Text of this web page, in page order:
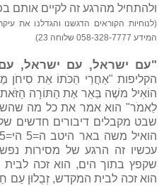
ולהתחיל מהרגע זה לקיים אותם
(לנוחיות הקוראים הדגשנו והגדלנו את
המידע 058-328-7777 שלוחה 23)
"עם ישראל, עם ישראל,
הקליפות "אַחֲרֵי הַכֹּתוֹ אֵת סִיחֹן
הוֹאִיל משֶׁה בֵּאֵר אֶת הַתּוֹרָה
לֵאמֹר" הוא אמר את כל מה
שבט מקבלים דיבורים חדשים
עכשיו זה הרגע של מסירות
שקפץ בתוך הים, הוא זכה לבית
הוא זכה לבית המקדש, זְבֻלוּןעַם